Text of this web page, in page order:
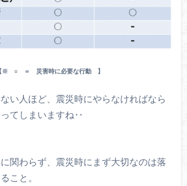
※ ○ ＝ 災害時に必要な行動 】
い人ほど、震災時にやらなければなら
てしまいますね‥
関わらず、震災時にまず大切なのは落
こと。